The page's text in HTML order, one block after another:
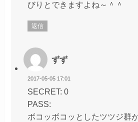
びりとできますよね～＾＾
返信
ずず
2017-05-05 17:01
SECRET: 0
PASS:
ボコッボコッとしたツツジ群